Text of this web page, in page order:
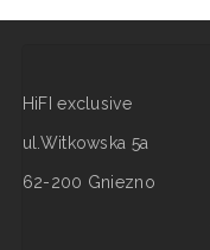
HiFI exclusive
ul.Witkowska 5a
62-200 Gniezno